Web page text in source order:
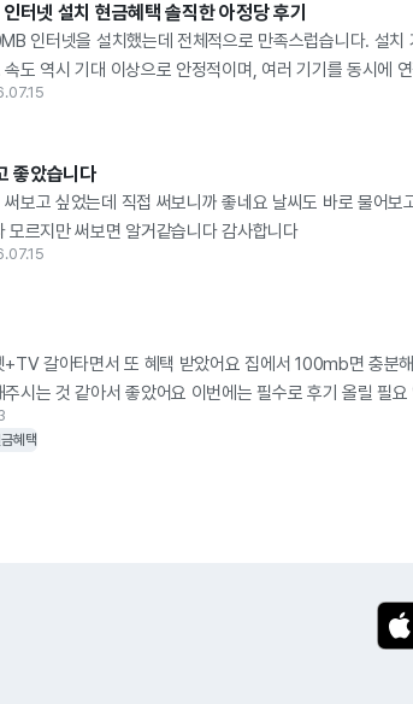
가입을 고민하시는 분이라면 아정당을 추천드리고 싶습니
터넷 설치 현금혜택 솔직한 아정당 후기
인터넷을 설치했는데 전체적으로 만족스럽습니다. 설
속도 역시 기대 이상으로 안정적이며, 여러 기기를 동시에
어 만족도가 높습니다. 가격 대비 성능이 좋아서 가성비 면
좋았습니다
보고 싶었는데 직접 써보니까 좋네요 날씨도 바로 물어
모르지만 써보면 알거같습니다 감사합니다
+TV 갈아타면서 또 혜택 받았어요 집에서 100mb면 충분
시는 것 같아서 좋았어요 이번에는 필수로 후기 올릴 필
이사도 지원해주고 나중에 여러방면으로 도움 받을 수 있
혜택